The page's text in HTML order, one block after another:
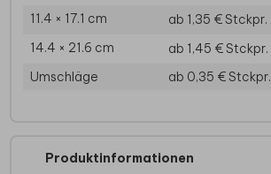
11.4 × 17.1 cm
ab 1,35 €Stckpr.
14.4 × 21.6 cm
ab 1,45 €Stckpr.
Umschläge
ab 0,35 €Stckpr.
Produktinformationen